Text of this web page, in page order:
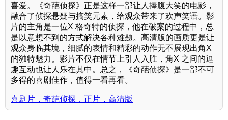
喜爱。《奇葩侦探》正是这样一部让人捧腹大笑的电影，
融合了侦探悬疑与搞笑元素，给观众带来了欢声笑语。影
片的主角是一位X 格奇特的侦探，他在破案的过程中，总
是以意想不到的方式解决各种难题。高清版的画质更是让
观众身临其境，细腻的表情和精彩的动作无不展现出角X
的独特魅力。影片不仅在情节上引人入胜，角X 之间的逗
趣互动也让人乐在其中。总之，《奇葩侦探》是一部不可
多得的喜剧佳作，值得一看再看。
喜剧片，奇葩侦探，正片，高清版